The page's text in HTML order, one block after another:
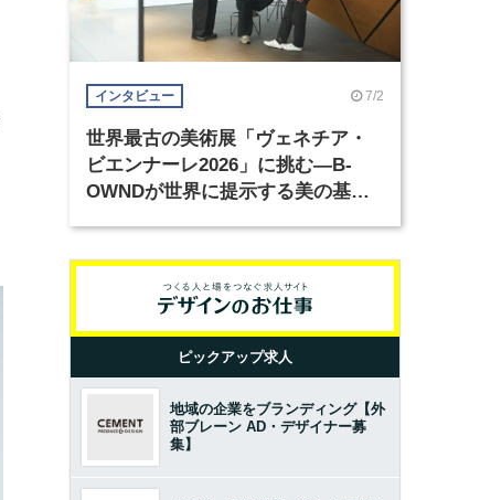
インタビュー 7/2
世界最古の美術展「ヴェネチア・
ビエンナーレ2026」に挑む―B-
OWNDが世界に提示する美の基準
ピックアップ求人
地域の企業をブランディング【外
部ブレーン AD・デザイナー募
集】